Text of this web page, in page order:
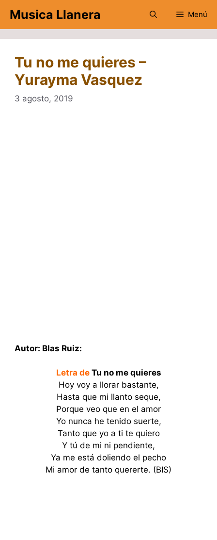
contenido
Musica Llanera Menú
Tu no me quieres –
Yurayma Vasquez
3 agosto, 2019
Autor: Blas Ruiz:
Letra deTu no me quieres
Hoy voy a llorar bastante,
Hasta que mi llanto seque,
Porque veo que en el amor
Yo nunca he tenido suerte,
Tanto que yo a ti te quiero
Y tú de mi ni pendiente,
Ya me está doliendo el pecho
Mi amor de tanto quererte. (BIS)